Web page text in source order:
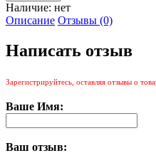
Наличие: нет
Описание Отзывы (0)
Написать отзыв
Зарегистрируйтесь, оставляя отзывы о
Ваше Имя:
Ваш отзыв: